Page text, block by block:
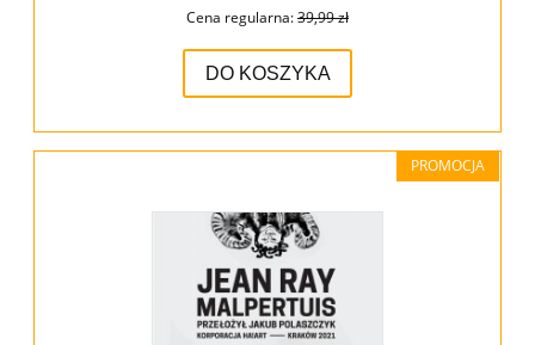
Cena regularna:39,99 zł
DO KOSZYKA
PROMOCJA